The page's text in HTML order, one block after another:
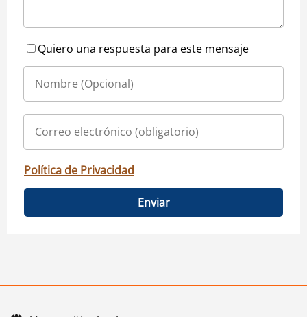
Quiero una respuesta para este mensaje
Política de Privacidad
Enviar